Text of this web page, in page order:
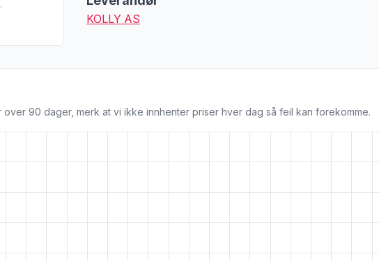
KOLLY AS
over 90 dager, merk at vi ikke innhenter priser hver dag så feil kan forekomme.